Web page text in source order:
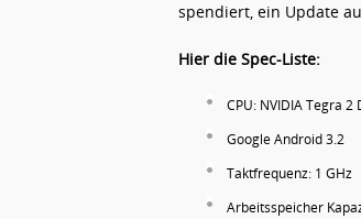
spendiert, ein Update
Hier die Spec-Liste:
CPU: NVIDIA Tegra
Google Android 3.2
Taktfrequenz: 1 GHz
Arbeitsspeicher